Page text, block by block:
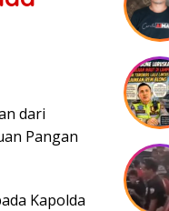
dari
Pangan
Kapolda